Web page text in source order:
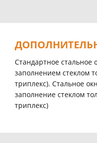
Стандартное стальное
заполнением стеклом
триплекс). Стальное
заполнение стеклом
триплекс)